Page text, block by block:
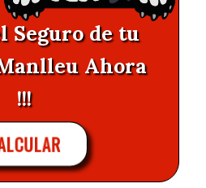
Seguro de tu
Ahora
!!!